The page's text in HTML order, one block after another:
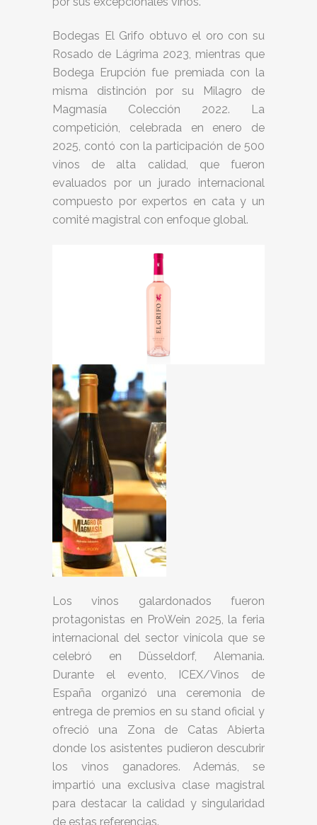
Bodegas El Grifo obtuvo el oro con su
Rosado de Lágrima 2023, mientras que
Bodega Erupción fue premiada con la
misma distinción por su Milagro de
Magmasía Colección 2022. La
competición, celebrada en enero de
2025, contó con la participación de 500
vinos de alta calidad, que fueron
evaluados por un jurado internacional
compuesto por expertos en cata y un
comité magistral con enfoque global.
Los vinos galardonados fueron
protagonistas en ProWein 2025, la feria
internacional del sector vinícola que se
celebró en Düsseldorf, Alemania.
Durante el evento, ICEX/Vinos de
España organizó una ceremonia de
entrega de premios en su stand oficial y
ofreció una Zona de Catas Abierta
donde los asistentes pudieron descubrir
los vinos ganadores. Además, se
impartió una exclusiva clase magistral
para destacar la calidad y singularidad
de estas referencias.